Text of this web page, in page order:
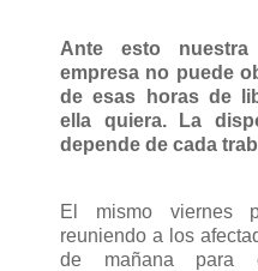
Ante esto
empresa no puede
de esas horas de
ella quiera. La
depende de cada
El mismo viernes
reuniendo a los
de mañana para